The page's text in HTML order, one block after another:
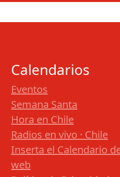
Calendarios
Eventos
Semana Santa
Hora en Chile
Radios en vivo · Chile
Inserta el Calendario
web